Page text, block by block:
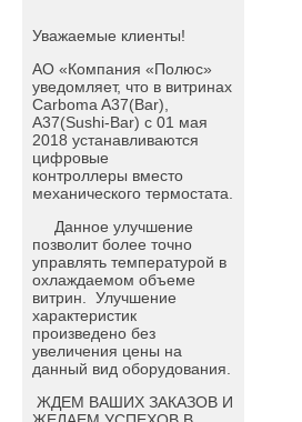
Уважаемые клиенты!
АО «Компания «Полюс»
уведомляет, что в витринах
Carboma A37(Bar),
A37(Sushi-Bar) c 01 мая
2018 устанавливаются
цифровые
контроллеры вместо
механического термостата.
Данное улучшение
позволит более точно
управлять температурой в
охлаждаемом объеме
витрин. Улучшение
характеристик
произведено без
увеличения цены на
данный вид оборудования.
ЖДЕМ ВАШИХ ЗАКАЗОВ И